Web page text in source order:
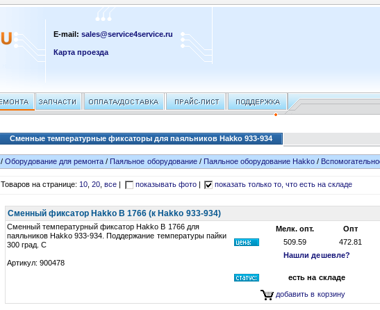
E-mail:sales@service4service.ru
Карта проезда
Сменные температурные фиксаторы для паяльников Hakko 933-934
/Оборудование для ремонта /Паяльное оборудование/ Паяльное оборудование Hakko /
Товаров на странице:10,20,все показывать фото| показать только то, что есть на складе
Сменный фиксатор Hakko B 1766 (к Hakko 933-934)
Сменный температурный фиксатор Hakko B 1766 для
паяльников Hakko 933-934. Поддержание температуры пайки
300 град. C
Артикул: 900478
Мелк. опт.
Опт
509.59
472.81
Нашли дешевле?
есть на складе
добавить в корзину